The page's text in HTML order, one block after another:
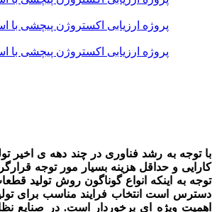
با توجه به رشد فناوری در چند دهه ی اخیر
کارایی و حداقل هزینه بسیار مور توجه
توجه به اینکه انواع گوناگون روش تولید
دسترس است انتخاب فرایند مناسب برای
اهمیت ویژه ای برخوردار است. در صنایع